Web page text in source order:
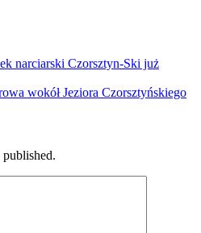
narciarski Czorsztyn-Ski już
wokół Jeziora Czorsztyńskiego